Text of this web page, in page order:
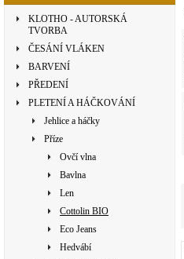
KLOTHO - AUTORSKÁ
TVORBA
ČESÁNÍ VLÁKEN
BARVENÍ
PŘEDENÍ
PLETENÍ A HÁČKOVÁNÍ
Jehlice a háčky
Příze
Ovčí vlna
Bavlna
Len
Cottolin BIO
Eco Jeans
Hedvábí